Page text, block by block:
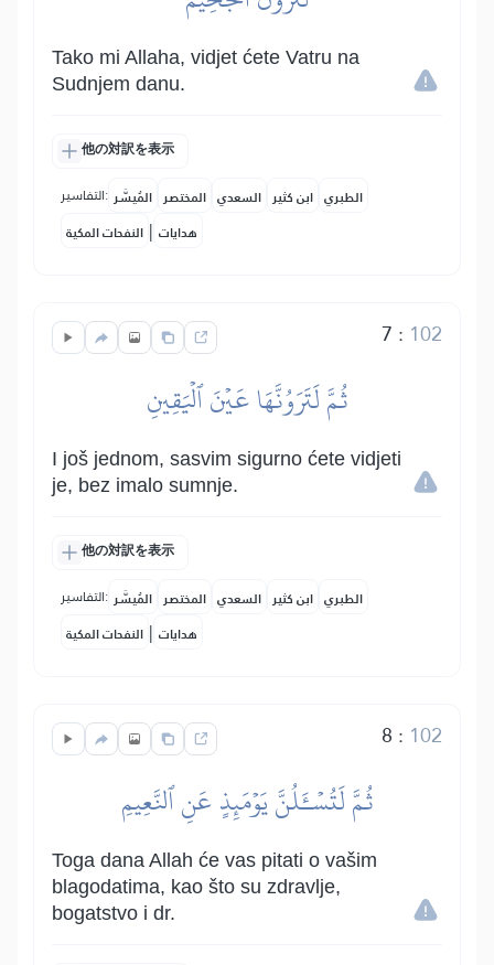
Tako mi Allaha, vidjet ćete Vatru na
Sudnjem danu.
他の対訳を表示
التفاسير: المُيسَّر المختصر السعدي ابن كثير الطبري
النفحات المكية | هدايات
7 : 102
ثُمَّ لَتَرَوُنَّهَا عَيۡنَ ٱلۡيَقِينِ
I još jednom, sasvim sigurno ćete vidjeti
je, bez imalo sumnje.
他の対訳を表示
التفاسير: المُيسَّر المختصر السعدي ابن كثير الطبري
النفحات المكية | هدايات
8 : 102
ثُمَّ لَتُسۡـَٔلُنَّ يَوۡمَئِذٍ عَنِ ٱلنَّعِيمِ
Toga dana Allah će vas pitati o vašim
blagodatima, kao što su zdravlje,
bogatstvo i dr.